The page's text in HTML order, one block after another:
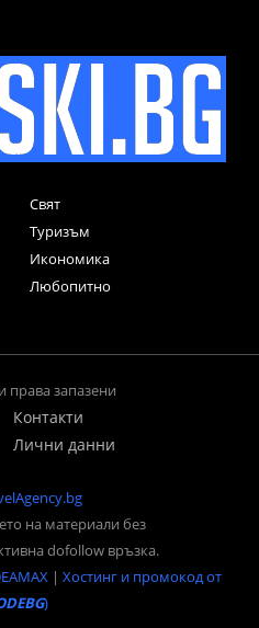
Свят
Туризъм
Икономика
Любопитно
права запазени
Контакти
Лични данни
на материали без
dofollow връзка.
| Хостинг и промокод от
)